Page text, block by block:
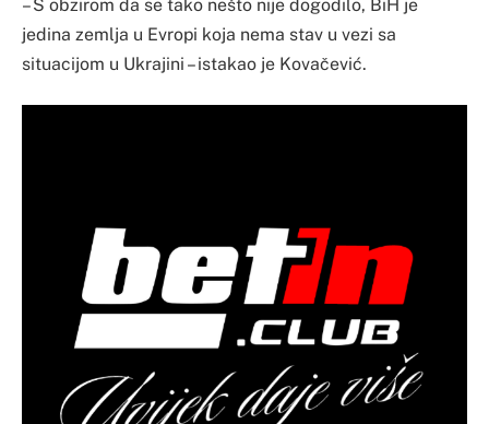
– S obzirom da se tako nešto nije dogodilo, BiH je
jedina zemlja u Evropi koja nema stav u vezi sa
situacijom u Ukrajini – istakao je Kovačević.